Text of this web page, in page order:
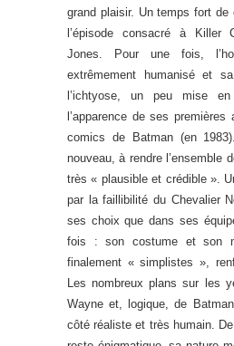
grand plaisir. Un temps fort
l’épisode consacré à Killer
Jones. Pour une fois,
extrêmement humanisé et
l’ichtyose, un peu mise
l’apparence de ses premières
comics de Batman (en
nouveau, à rendre l’ensemble
très « plausible et crédible ».
par la faillibilité du Chevalier
ses choix que dans ses
fois : son costume et son
finalement « simplistes »,
Les nombreux plans sur les
Wayne et, logique, de
côté réaliste et très humain.